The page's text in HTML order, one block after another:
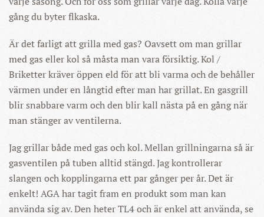
gång du byter flkaska.
Är det farligt att grilla med gas? Oavsett om man grillar
med gas eller kol så måsta man vara försiktig. Kol /
Briketter kräver öppen eld för att bli varma och de behåller
värmen under en långtid efter man har grillat. En gasgrill
blir snabbare varm och den blir kall nästa på en gång när
man stänger av ventilerna.
Jag grillar både med gas och kol. Mellan grillningarna så är
gasventilen på tuben alltid stängd. Jag kontrollerar
slangen och kopplingarna ett par gånger per år. Det är
enkelt! AGA har tagit fram en produkt som man kan
använda sig av. Den heter TL4 och är enkel att använda, se